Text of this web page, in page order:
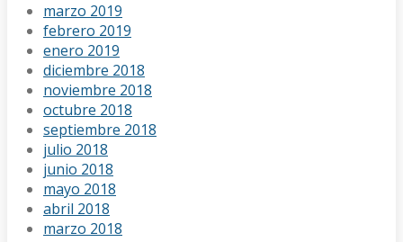
marzo 2019
febrero 2019
enero 2019
diciembre 2018
noviembre 2018
octubre 2018
septiembre 2018
julio 2018
junio 2018
mayo 2018
abril 2018
marzo 2018